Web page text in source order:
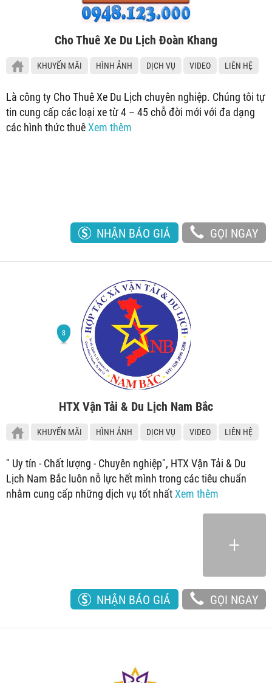
Cho Thuê Xe Du Lịch Đoàn Khang
KHUYẾN MÃI HÌNH ẢNH DỊCH VỤ VIDEO LIÊN HỆ
Là công ty Cho Thuê Xe Du Lịch chuyên nghiệp. Chúng tôi tự
tin cung cấp các loại xe từ 4 – 45 chỗ đời mới với đa dạng
các hình thức thuêXem thêm
NHẬN BÁO GIÁ GỌI NGAY
HTX Vận Tải & Du Lịch Nam Bắc
KHUYẾN MÃI HÌNH ẢNH DỊCH VỤ VIDEO LIÊN HỆ
" Uy tín - Chất lượng - Chuyên nghiệp", HTX Vận Tải & Du
Lịch Nam Bắc luôn nỗ lực hết mình trong các tiêu chuẩn
nhằm cung cấp những dịch vụ tốt nhấtXem thêm
NHẬN BÁO GIÁ GỌI NGAY